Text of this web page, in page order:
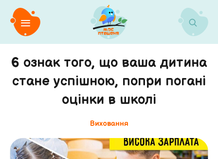
6 ознак того, що ваша дитина
стане успішною, попри погані
оцінки в школі
Виховання